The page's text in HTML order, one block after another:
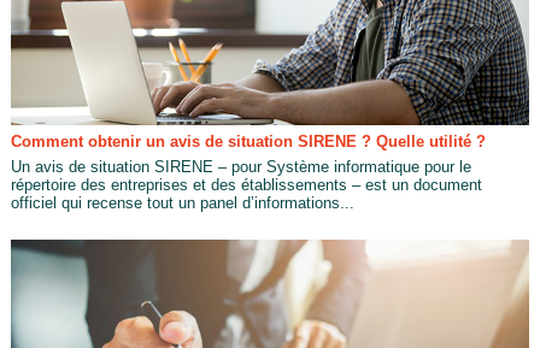
Comment obtenir un avis de situation SIRENE ? Quelle utilité ?
Un avis de situation SIRENE – pour Système informatique pour le
répertoire des entreprises et des établissements – est un document
officiel qui recense tout un panel d’informations...